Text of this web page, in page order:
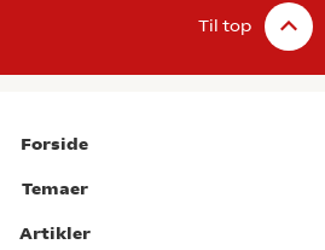
Til top
Forside
Temaer
Artikler